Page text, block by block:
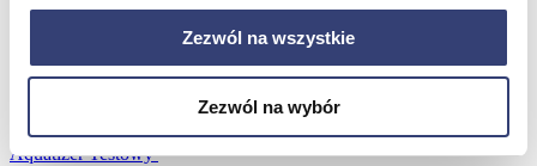
Zezwól na wszystkie
Zezwól na wybór
Zobacz wszystko
Aquatizer Testowy